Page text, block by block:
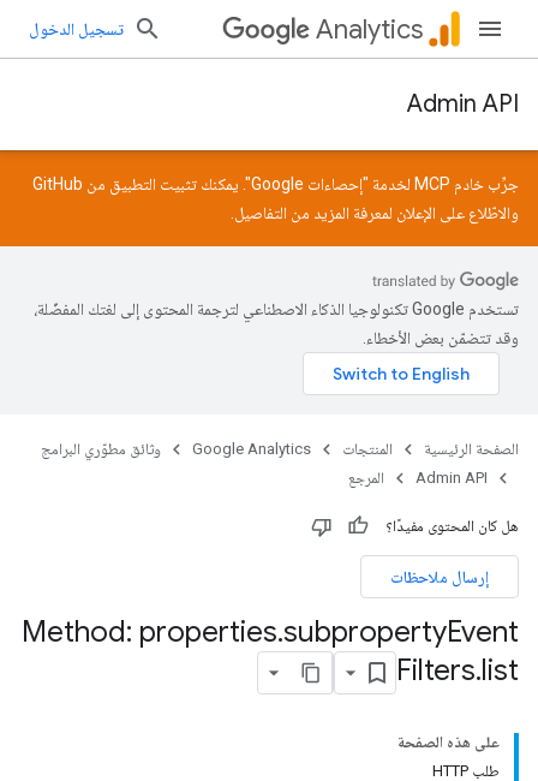
Analytics تسجيل الدخول
Admin API
جرِّب خادم MCP لخدمة "إحصاءات Google". يمكنك تثبيت التطبيق من
GitHub
والاطّلاع على الإعلان لمعرفة المزيد من التفاصيل.
تستخدم Google تكنولوجيا الذكاء الاصطناعي لترجمة المحتوى إلى لغتك المفضّلة،
وقد تتضمّن بعض الأخطاء.
الصفحة الرئيسية المنتجات Google Analytics
وثائق مطوّري البرامج
Admin API
المرجع
هل كان المحتوى مفيدًا؟
إرسال ملاحظات
Method: properties.subpropertyEvent
Filters.list
على هذه الصفحة
طلب HTTP